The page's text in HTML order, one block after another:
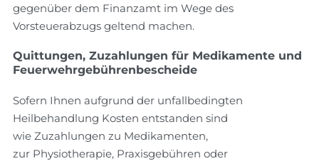
gegenüber dem Finanzamt im Wege des
Vorsteuerabzugs geltend machen.
Quittungen, Zuzahlungen für Medikamente und
Feuerwehrgebührenbescheide
Sofern Ihnen aufgrund der unfallbedingten
Heilbehandlung Kosten entstanden sind
wie Zuzahlungen zu Medikamenten,
zur Physiotherapie, Praxisgebühren oder